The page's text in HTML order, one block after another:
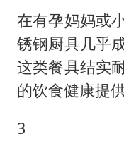
在有孕妈妈或
锈钢厨具几乎
这类餐具结实
的饮食健康提
3